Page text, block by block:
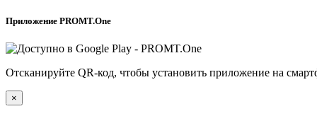
Приложение PROMT.One
Отсканируйте QR-код, чтобы установить приложение на
×